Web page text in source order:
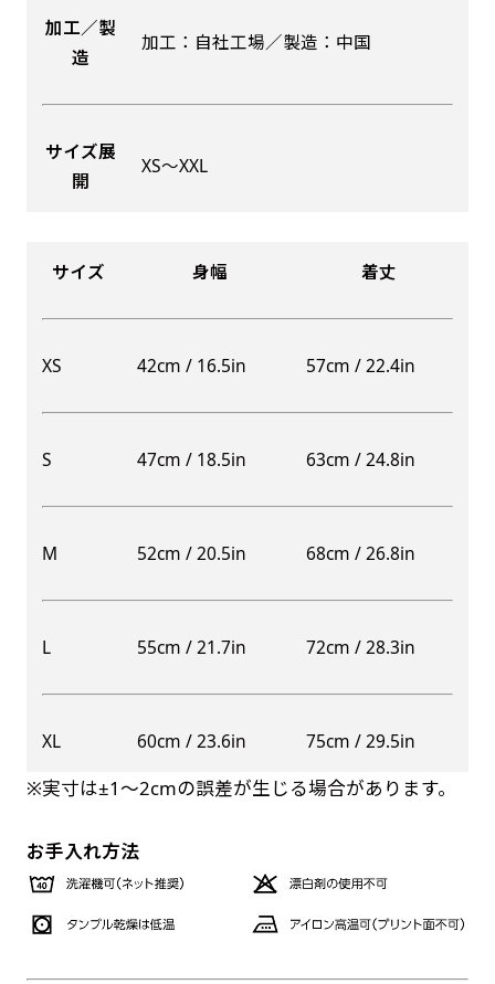
加工／製
造
加工：自社工場／製造：中国
サイズ展
開
XS〜XXL
サイズ 身幅 着丈
XS 42cm / 16.5in 57cm / 22.4in
S 47cm / 18.5in 63cm / 24.8in
M 52cm / 20.5in 68cm / 26.8in
L 55cm / 21.7in 72cm / 28.3in
XL 60cm / 23.6in 75cm / 29.5in
※実寸は±1〜2cmの誤差が生じる場合があります。
お手入れ方法
のぼり旗と同じデザインで飾れば宣伝効果UP!
種のデザインを楽しむことができます。前からも
A面B面のデザイン変化を楽しんでお客様にアピ
自由入力(60x180以内)
お好みのサイズで縦幕・横幕の作成が可能です。
あんな場所こんな場所お好みのサイズでお好みの
幕の製作をお楽しみください
のぼり旗と同じデザインで飾れば宣伝効果UP!
長辺が180cm以内、短辺が60cm以内であれば自
幕の製作をお楽しみください
レギュラーのれん
けて疑似的にのれんのような幕をつくります。お
レギュラーのれんスリムは横幕の上部にチチを5
か所つけて疑似的にのれんのような幕をつくりま
る場所でのぼり旗を使用する際に推奨されてい
ます。防炎加工によってのぼり旗が炎に触れても
燃えにくくなります。（燃えるというより溶け
るに近くなるイメージ）一般的な方法は、旗の
素材に特殊な化学薬品を使用して延焼を抑えま